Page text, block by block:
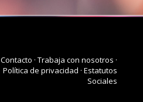
Contacto · Trabaja con nosotros ·
Política de privacidad · Estatutos
Sociales